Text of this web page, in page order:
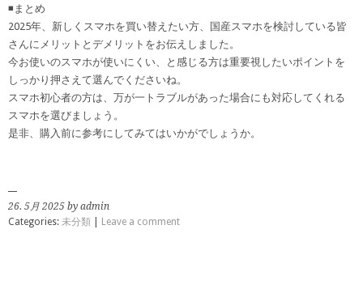
◾️まとめ
2025年、新しくスマホを買い替えたい方、国産スマホを検討している皆
さんにメリットとデメリットをお伝えしました。
今お使いのスマホが使いにくい、と感じる方は重要視したいポイントを
しっかり押さえて選んでくださいね。
スマホ初心者の方は、万が一トラブルがあった場合にも対応してくれる
スマホを選びましょう。
是非、購入前に参考にしてみてはいかがでしょうか。
26. 5月 2025 by admin
Categories: 未分類 Leave a comment